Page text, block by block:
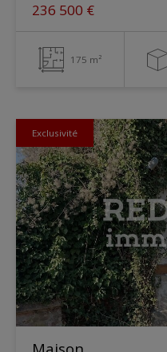
236 500 €
175 m²
Exclusivité